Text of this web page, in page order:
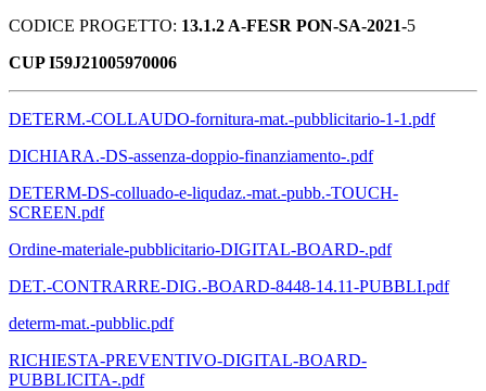
CODICE PROGETTO: 13.1.2 A-FESR PON-SA-2021-5
CUP I59J21005970006
DETERM.-COLLAUDO-fornitura-mat.-pubblicitario-1-1.pdf
DICHIARA.-DS-assenza-doppio-finanziamento-.pdf
DETERM-DS-colluado-e-liqudaz.-mat.-pubb.-TOUCH-
SCREEN.pdf
Ordine-materiale-pubblicitario-DIGITAL-BOARD-.pdf
DET.-CONTRARRE-DIG.-BOARD-8448-14.11-PUBBLI.pdf
determ-mat.-pubblic.pdf
RICHIESTA-PREVENTIVO-DIGITAL-BOARD-
PUBBLICITA-.pdf